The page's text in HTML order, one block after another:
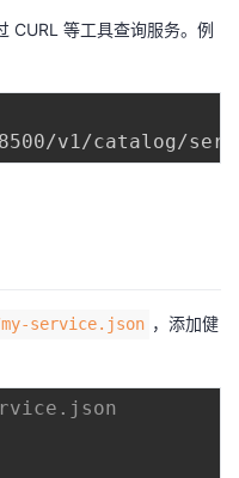
CURL 等工具查询服务。例
service.json ，添加健